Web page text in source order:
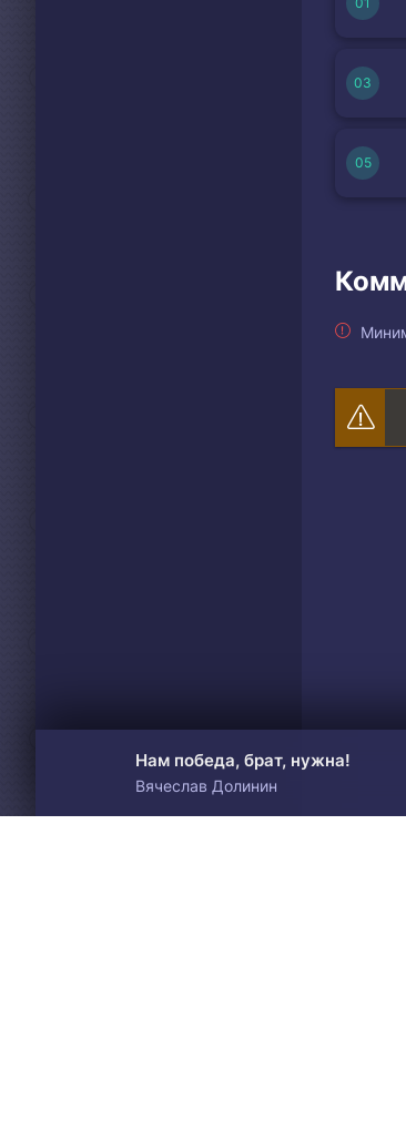
Нам победа, брат, нужна!
Вячеслав Долинин